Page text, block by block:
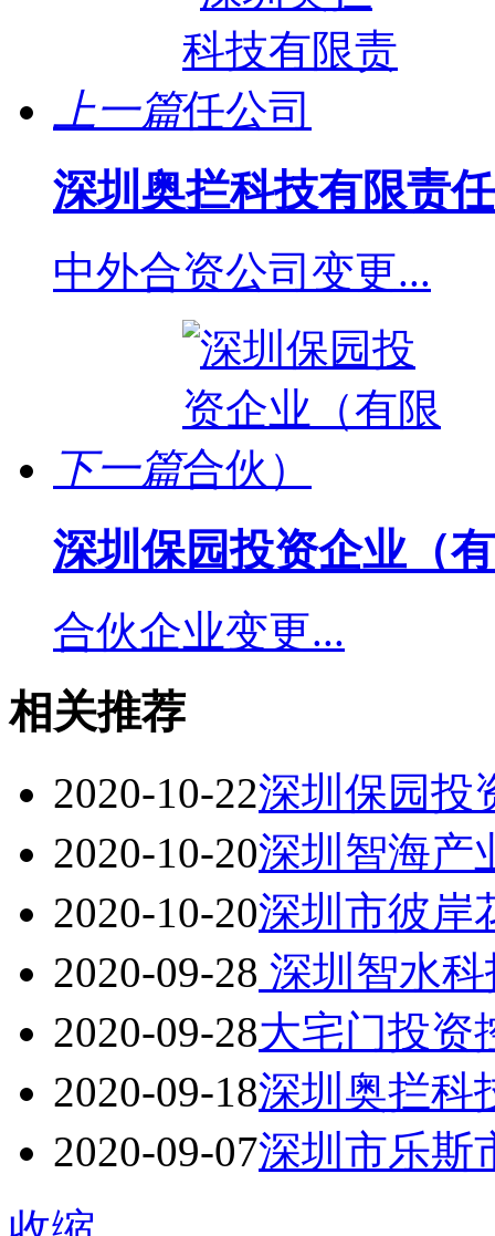
上一篇
深圳奥拦科技有限责
中外合资公司变更...
下一篇
深圳保园投资企业（
合伙企业变更...
相关推荐
2020-10-22深圳保园投
2020-10-20深圳智海产
2020-10-20深圳市彼岸
2020-09-28 深圳智水
2020-09-28大宅门投资
2020-09-18深圳奥拦科
2020-09-07深圳市乐斯